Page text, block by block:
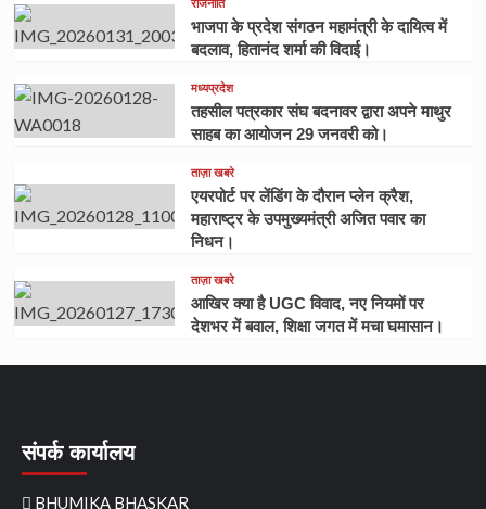
राजनीति
भाजपा के प्रदेश संगठन महामंत्री के दायित्व में
बदलाव, हितानंद शर्मा की विदाई।
मध्यप्रदेश
तहसील पत्रकार संघ बदनावर द्वारा अपने माथुर
साहब का आयोजन 29 जनवरी को।
ताज़ा खबरे
एयरपोर्ट पर लेंडिंग के दौरान प्लेन क्रैश,
महाराष्ट्र के उपमुख्यमंत्री अजित पवार का
निधन।
ताज़ा खबरे
आखिर क्या है UGC विवाद, नए नियमों पर
देशभर में बवाल, शिक्षा जगत में मचा घमासान।
संपर्क कार्यालय
BHUMIKA BHASKAR